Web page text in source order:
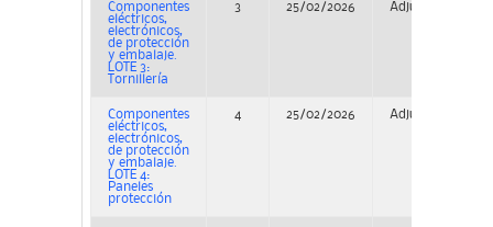
Componentes
eléctricos,
electrónicos,
de protección
y embalaje.
LOTE 3:
Tornillería
3 25/02/2026 Adjudicación
Componentes
eléctricos,
electrónicos,
de protección
y embalaje.
LOTE 4:
Paneles
protección
4 25/02/2026 Adjudicación